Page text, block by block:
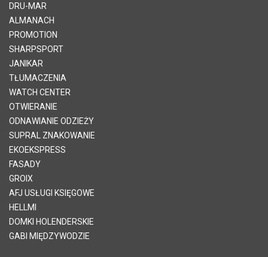
DRU-MAR
ALMANACH
PROMOTION
SHARPSPORT
JANIKAR
TŁUMACZENIA
WATCH CENTER
OTWIERANIE
ODNAWIANIE ODZIEŻY
SUPRAL ZNAKOWANIE
EKOEKSPRESS
FASADY
GROIX
AFJ USŁUGI KSIĘGOWE
HELLMI
DOMKI HOLENDERSKIE
GABI MIĘDZYWODZIE